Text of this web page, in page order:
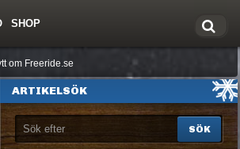
om Freeride.se
SHOP
ARTIKELSÖK